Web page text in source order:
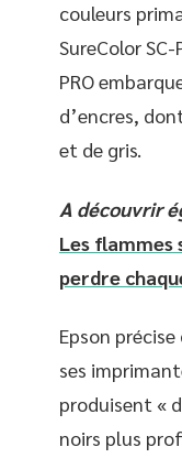
couleurs
SureColor
PRO
d’encres,
et de gris.
A découvrir
Les flammes
perdre
Epson
ses
produisent «
noirs plus